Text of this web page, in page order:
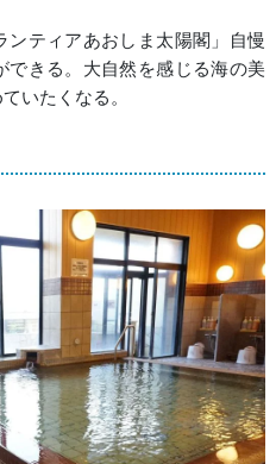
ンティアあおしま太陽閣」自慢
きる。大自然を感じる海の美
いたくなる。